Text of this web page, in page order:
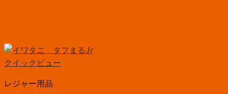
クイックビュー
レジャー用品